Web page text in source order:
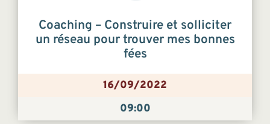
Coaching – Construire et solliciter
un réseau pour trouver mes bonnes
fées
16/09/2022
09:00